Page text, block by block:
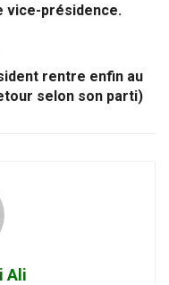
vice-présidence.
rentre enfin au
selon son parti)
Ali